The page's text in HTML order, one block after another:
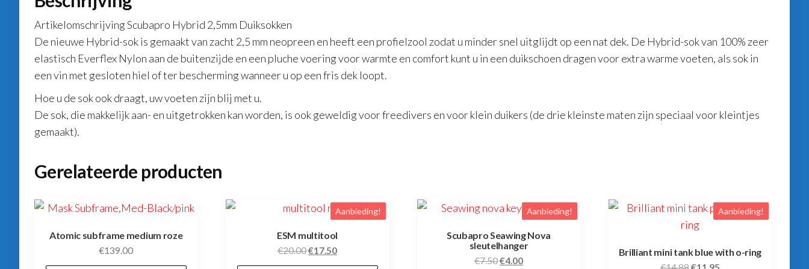
Artikelomschrijving Scubapro Hybrid 2,5mm Duiksokken
De nieuwe Hybrid-sok is gemaakt van zacht 2,5 mm neopreen en heeft een profielzool zodat u minder snel uitglijdt op een nat dek. De Hybrid-sok van 100% zeer
elastisch Everflex Nylon aan de buitenzijde en een pluche voering voor warmte en comfort kunt u in een duikschoen dragen voor extra warme voeten, als sok in
een vin met gesloten hiel of ter bescherming wanneer u op een fris dek loopt.
Hoe u de sok ook draagt, uw voeten zijn blij met u.
De sok, die makkelijk aan- en uitgetrokken kan worden, is ook geweldig voor freedivers en voor klein duikers (de drie kleinste maten zijn speciaal voor kleintjes
gemaakt).
Gerelateerde producten
Atomic subframe medium roze
€139.00
Aanbieding!
ESM multitool
€20.00Oorspronkelijke
prijs
€17.50Huidige
prijs
Aanbieding!
Scubapro Seawing Nova
sleutelhanger
€7.50Oorspronkelijke
€4.00Huidige
Aanbieding!
Brilliant mini tank blue with o-ring
Oorspronkelijke
Huidige